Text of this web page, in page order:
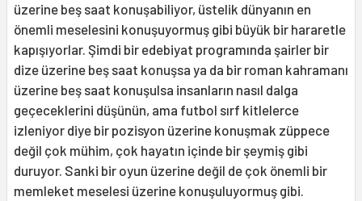
üzerine beş saat konuşabiliyor, üstelik dünyanın en
önemli meselesini konuşuyormuş gibi büyük bir hararetle
kapışıyorlar. Şimdi bir edebiyat programında şairler bir
dize üzerine beş saat konuşsa ya da bir roman kahramanı
üzerine beş saat konuşulsa insanların nasıl dalga
geçeceklerini düşünün, ama futbol sırf kitlelerce
izleniyor diye bir pozisyon üzerine konuşmak züppece
değil çok mühim, çok hayatın içinde bir şeymiş gibi
duruyor. Sanki bir oyun üzerine değil de çok önemli bir
memleket meselesi üzerine konuşuluyormuş gibi.